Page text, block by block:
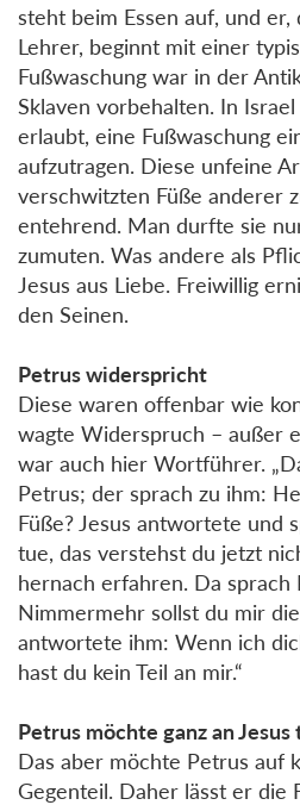
steht beim Essen auf, und
Lehrer, beginnt mit einer
Fußwaschung war in der
Sklaven vorbehalten. In
erlaubt, eine Fußwaschung
aufzutragen. Diese unfeine
verschwitzten Füße anderer
entehrend. Man durfte sie
zumuten. Was andere als
Jesus aus Liebe. Freiwillig
den Seinen.
Petrus widerspricht
Diese waren offenbar wie
wagte Widerspruch – außer
war auch hier Wortführer.
Petrus; der sprach zu ihm:
Füße? Jesus antwortete und
tue, das verstehst du jetzt
hernach erfahren. Da sprach
Nimmermehr sollst du mir
antwortete ihm: Wenn ich
hast du kein Teil an mir.“
Petrus möchte ganz an
Das aber möchte Petrus auf
Gegenteil. Daher lässt er die